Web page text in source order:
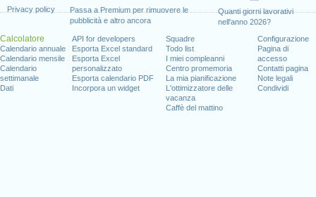
Privacy policy
Passa a Premium per rimuovere le
pubblicità e altro ancora
Quanti giorni lavorativi
nell'anno 2026?
Calcolatore
Calendario annuale
Calendario mensile
Calendario
settimanale
Dati
API for developers
Esporta Excel standard
Esporta Excel
personalizzato
Esporta calendario PDF
Incorpora un widget
Squadre
Todo list
I miei compleanni
Centro promemoria
La mia pianificazione
L'ottimizzatore delle
vacanza
Caffè del mattino
Configurazione
Pagina di
accesso
Contatti pagina
Note legali
Condividi